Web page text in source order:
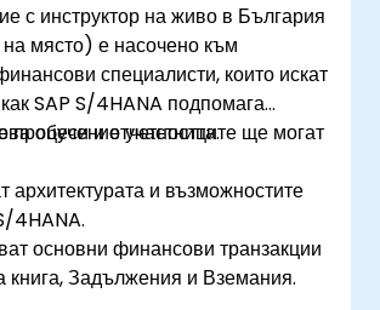
с инструктор на живо в България
място) е насочено към
специалисти, които искат
SAP S/4HANA подпомага
и отчетността.
обучение участниците ще могат
архитектурата и възможностите
4HANA.
основни финансови транзакции
книга, Задължения и Вземания.